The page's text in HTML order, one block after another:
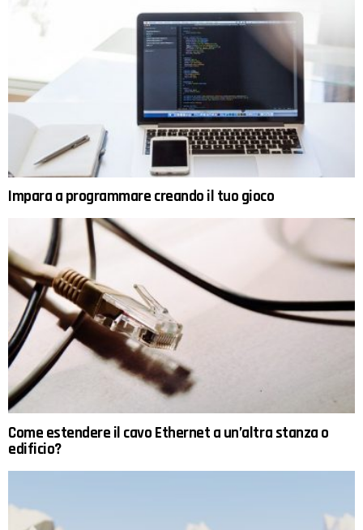
Impara a programmare creando il tuo gioco
Come estendere il cavo Ethernet a un’altra stanza o
edificio?